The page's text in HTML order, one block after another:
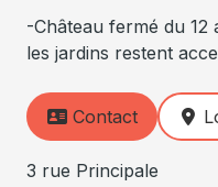
-Château fermé du 12
les jardins restent
Contact
3 rue Principale